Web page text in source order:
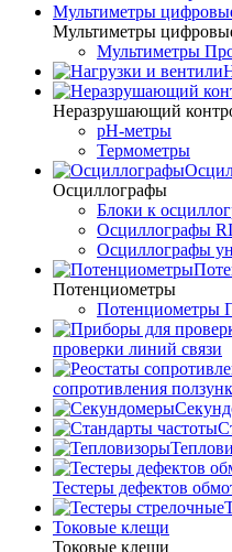
Мультиметры
Мультиметры
Мультиметры
Неразрушающий
pH-метры
Термометры
Осциллографы
Блоки к
Осциллографы
Осциллографы
Потенциометры
Потенциометры
проверки линий связи
сопротивления
Тестеры дефектов
Токовые клещи
Токовые клещи